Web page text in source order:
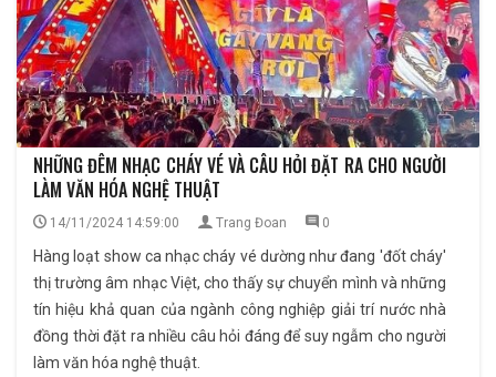
NHỮNG ĐÊM NHẠC CHÁY VÉ VÀ CÂU HỎI ĐẶT RA CHO NGƯỜI
LÀM VĂN HÓA NGHỆ THUẬT
14/11/2024 14:59:00 Trang Đoan 0
Hàng loạt show ca nhạc cháy vé dường như đang 'đốt cháy'
thị trường âm nhạc Việt, cho thấy sự chuyển mình và những
tín hiệu khả quan của ngành công nghiệp giải trí nước nhà
đồng thời đặt ra nhiều câu hỏi đáng để suy ngẫm cho người
làm văn hóa nghệ thuật.